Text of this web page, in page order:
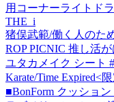
用コーナーライトド
THE_i
猪俣武範/働く人のた
ROP PICNIC 推し活
ユタカメイク シート
Karate/Time Expired<
■BonForm クッショ